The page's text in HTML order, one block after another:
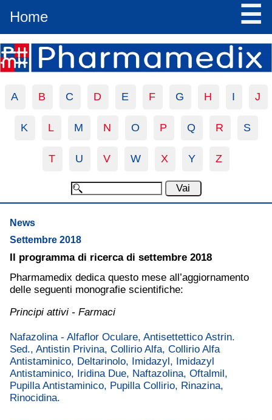
Home ☰
A B C D E F G H I J
K L M N O P Q R S
T U V W X Y Z
News
Settembre 2018
Il programma di ricerca di settembre 2018
Pharmamedix dedica questo mese all’aggiornamento
delle seguenti monografie scientifiche:
Principi attivi - Farmaci
Nafazolina - Alfaflor Oculare, Antisettettico Astrin.
Sed., Antistin Privina, Collirio Alfa, Collirio Alfa
Antistaminico, Deltarinolo, Imidazyl, Imidazyl
Antistaminico, Iridina Due, Naftazolina, Oftalmil,
Pupilla Antistaminico, Pupilla Collirio, Rinazina,
Rinocidina.